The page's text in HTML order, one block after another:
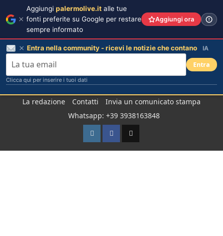
La redazione Contatti
Invia un comunicato stampa
Whatsapp: +39 3938163848
InstagramFacebook
TikTok
Aggiungi palermolive.it alle tue
fonti preferite su Google per restare
sempre informato
Aggiungi ora
Entra nella community - ricevi le notizie che contano IA
Entra
Clicca qui per inserire i tuoi dati